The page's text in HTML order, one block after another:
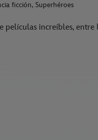
ficción, Superhéroes
películas increíbles,